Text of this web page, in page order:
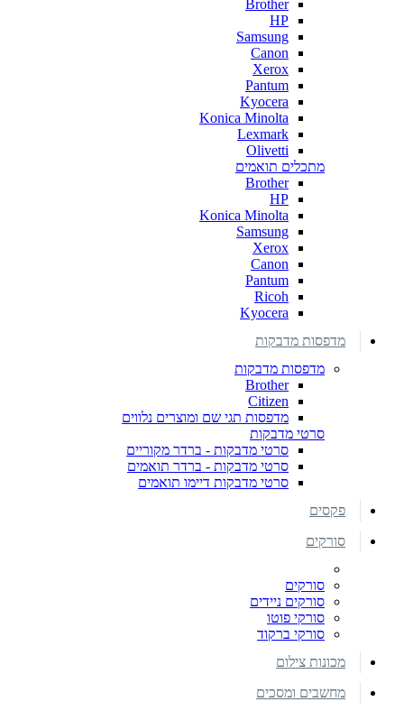
Brother
HP
Samsung
Canon
Xerox
Pantum
Kyocera
Konica Minolta
Lexmark
Olivetti
מתכלים תואמים
Brother
HP
Konica Minolta
Samsung
Xerox
Canon
Pantum
Ricoh
Kyocera
מדפסות מדבקות
מדפסות מדבקות
Brother
Citizen
מדפסות תגי שם ומוצרים נלווים
סרטי מדבקות
סרטי מדבקות - ברדר מקוריים
סרטי מדבקות - ברדר תואמים
סרטי מדבקות דיימו תואמים
פקסים
סורקים
סורקים
סורקים ניידים
סורקי פוטו
סורקי ברקוד
מכונות צילום
מחשבים ומסכים